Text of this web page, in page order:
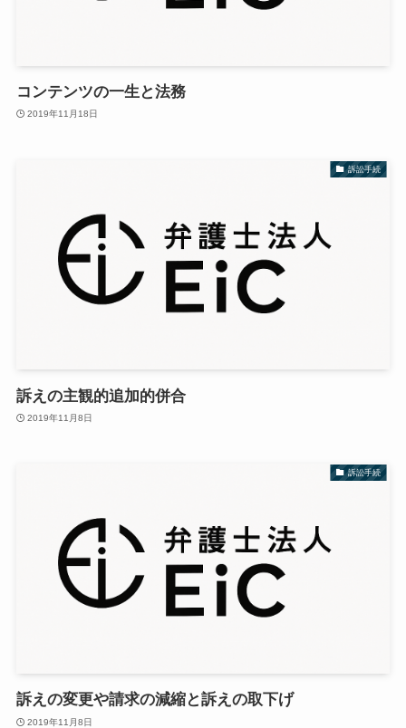
コンテンツの一生と法務
2019年11月18日
訴訟手続
訴えの主観的追加的併合
2019年11月8日
訴訟手続
訴えの変更や請求の減縮と訴えの取下げ
2019年11月8日